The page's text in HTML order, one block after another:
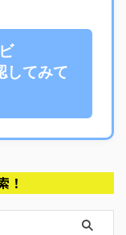
してみて
！